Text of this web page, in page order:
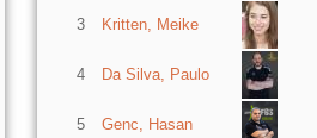
3 Kritten, Meike
4 Da Silva, Paulo
5 Genc, Hasan